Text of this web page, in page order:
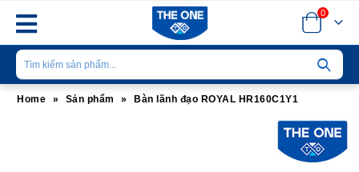
0
Home » Sản phẩm » Bàn lãnh đạo ROYAL HR160C1Y1